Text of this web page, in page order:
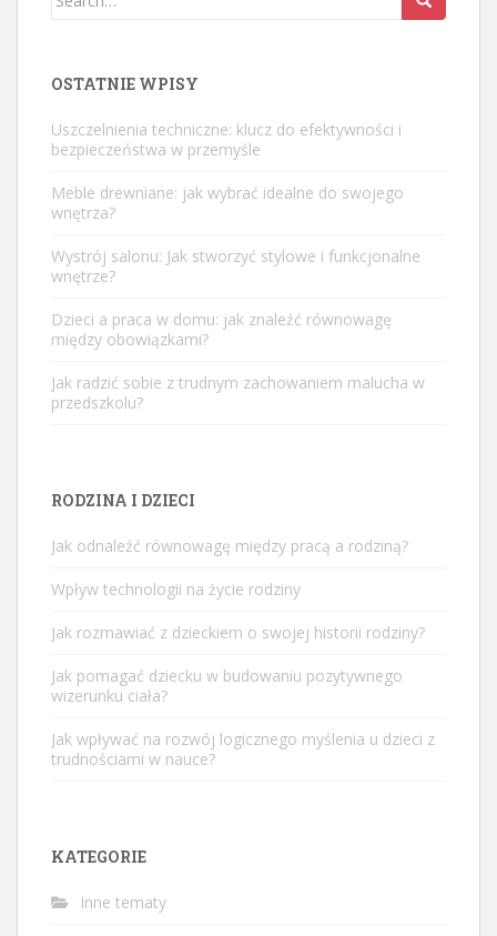
OSTATNIE WPISY
Uszczelnienia techniczne: klucz do efektywności i
bezpieczeństwa w przemyśle
Meble drewniane: jak wybrać idealne do swojego
wnętrza?
Wystrój salonu: Jak stworzyć stylowe i funkcjonalne
wnętrze?
Dzieci a praca w domu: jak znaleźć równowagę
między obowiązkami?
Jak radzić sobie z trudnym zachowaniem malucha w
przedszkolu?
RODZINA I DZIECI
Jak odnaleźć równowagę między pracą a rodziną?
Wpływ technologii na życie rodziny
Jak rozmawiać z dzieckiem o swojej historii rodziny?
Jak pomagać dziecku w budowaniu pozytywnego
wizerunku ciała?
Jak wpływać na rozwój logicznego myślenia u dzieci z
trudnościami w nauce?
KATEGORIE
Inne tematy